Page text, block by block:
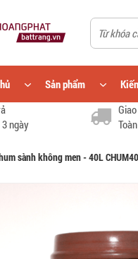
Sản phẩm
ngày
sành không men - 40L